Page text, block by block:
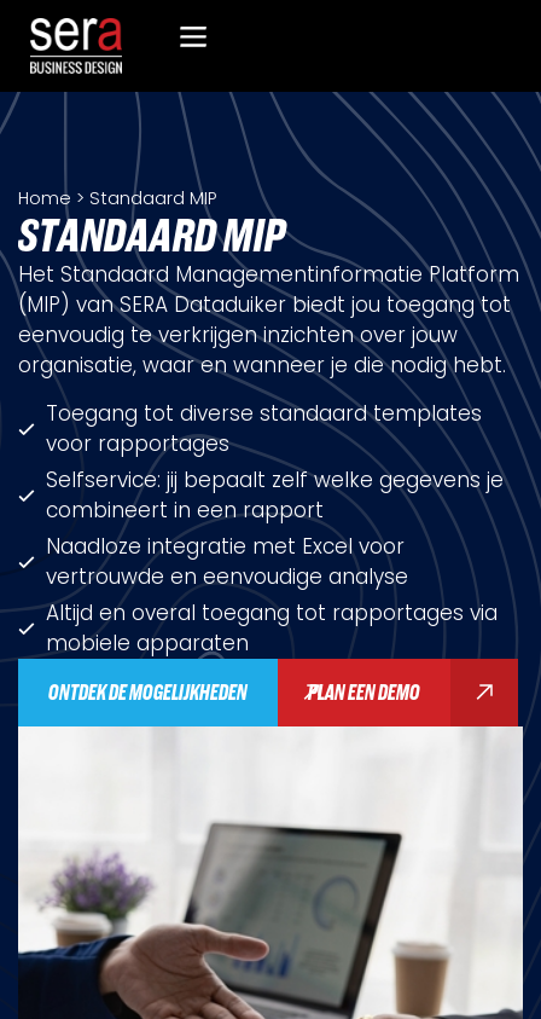
Home > Standaard MIP
STANDAARDMIP
Het Standaard Managementinformatie Platform
(MIP) van SERA Dataduiker biedt jou toegang tot
eenvoudig te verkrijgen inzichten over jouw
organisatie, waar en wanneer je die nodig hebt.
Toegang tot diverse standaard templates
voor rapportages
Selfservice: jij bepaalt zelf welke gegevens je
combineert in een rapport
Naadloze integratie met Excel voor
vertrouwde en eenvoudige analyse
Altijd en overal toegang tot rapportages via
mobiele apparaten
ONTDEK DE MOGELIJKHEDEN PLAN EEN DEMO